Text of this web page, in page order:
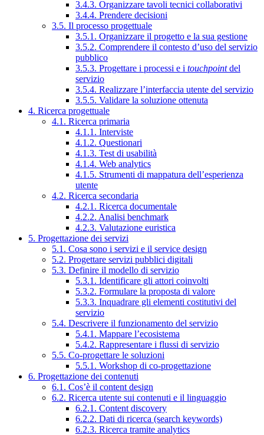
3.4.3. Organizzare tavoli tecnici collaborativi
3.4.4. Prendere decisioni
3.5. Il processo progettuale
3.5.1. Organizzare il progetto e la sua gestione
3.5.2. Comprendere il contesto d’uso del servizio
pubblico
3.5.3. Progettare i processi e i touchpointdel
servizio
3.5.4. Realizzare l’interfaccia utente del servizio
3.5.5. Validare la soluzione ottenuta
4. Ricerca progettuale
4.1. Ricerca primaria
4.1.1. Interviste
4.1.2. Questionari
4.1.3. Test di usabilità
4.1.4. Web analytics
4.1.5. Strumenti di mappatura dell’esperienza
utente
4.2. Ricerca secondaria
4.2.1. Ricerca documentale
4.2.2. Analisi benchmark
4.2.3. Valutazione euristica
5. Progettazione dei servizi
5.1. Cosa sono i servizi e il service design
5.2. Progettare servizi pubblici digitali
5.3. Definire il modello di servizio
5.3.1. Identificare gli attori coinvolti
5.3.2. Formulare la proposta di valore
5.3.3. Inquadrare gli elementi costitutivi del
servizio
5.4. Descrivere il funzionamento del servizio
5.4.1. Mappare l’ecosistema
5.4.2. Rappresentare i flussi di servizio
5.5. Co-progettare le soluzioni
5.5.1. Workshop di co-progettazione
6. Progettazione dei contenuti
6.1. Cos’è il content design
6.2. Ricerca utente sui contenuti e il linguaggio
6.2.1. Content discovery
6.2.2. Dati di ricerca (search keywords)
6.2.3. Ricerca tramite analytics